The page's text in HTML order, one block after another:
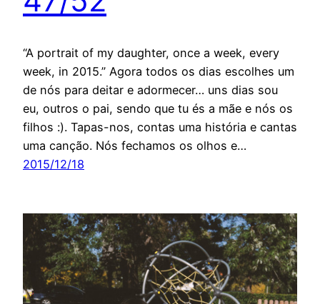
“A portrait of my daughter, once a week, every
week, in 2015.” Agora todos os dias escolhes um
de nós para deitar e adormecer… uns dias sou
eu, outros o pai, sendo que tu és a mãe e nós os
filhos :). Tapas-nos, contas uma história e cantas
uma canção. Nós fechamos os olhos e…
2015/12/18